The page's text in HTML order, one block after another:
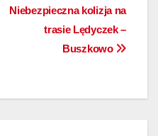
Niebezpieczna kolizja na
trasie Lędyczek –
Buszkowo